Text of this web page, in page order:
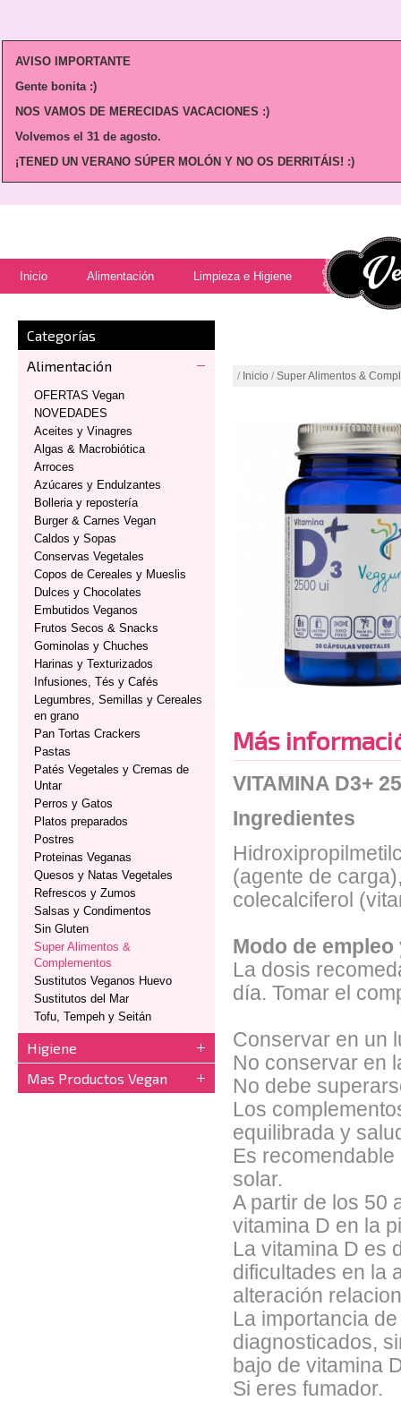
AVISO IMPORTANTE
Gente bonita :)
NOS VAMOS DE MERECIDAS VACACIONES :)
Volvemos el 31 de agosto.
¡TENED UN VERANO SÚPER MOLÓN Y NO OS DERRITÁIS! :)
Inicio Alimentación Limpieza e Higiene
Categorías
Alimentación
OFERTAS Vegan
NOVEDADES
Aceites y Vinagres
Algas & Macrobiótica
Arroces
Azúcares y Endulzantes
Bolleria y repostería
Burger & Carnes Vegan
Caldos y Sopas
Conservas Vegetales
Copos de Cereales y Mueslis
Dulces y Chocolates
Embutidos Veganos
Frutos Secos & Snacks
Gominolas y Chuches
Harinas y Texturizados
Infusiones, Tés y Cafés
Legumbres, Semillas y Cereales
en grano
Pan Tortas Crackers
Pastas
Patés Vegetales y Cremas de
Untar
Perros y Gatos
Platos preparados
Postres
Proteinas Veganas
Quesos y Natas Vegetales
Refrescos y Zumos
Salsas y Condimentos
Sin Gluten
Super Alimentos &
Complementos
Sustitutos Veganos Huevo
Sustitutos del Mar
Tofu, Tempeh y Seitán
Higiene
Mas Productos Vegan
/ Inicio / Super Alimentos &
Más
VITAMINA D3+
Ingredientes
(agente de
colecalciferol
Modo de
La dosis
día. Tomar el
Conservar en un
No conservar en
No debe
Los
equilibrada y
Es
solar.
A partir de los 50
vitamina D en la
La vitamina D es
dificultades en la
alteración
La importancia
diagnosticados,
bajo de vitamina
Si eres fumador.